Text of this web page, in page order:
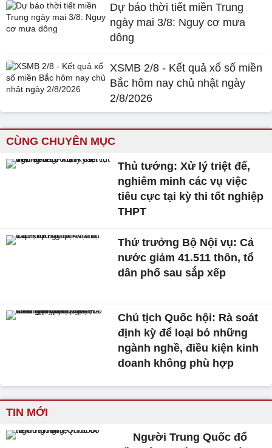
Dự báo thời tiết miền Trung
ngày mai 3/8: Nguy cơ mưa
dông
XSMB 2/8 - Kết quả xổ số miền
Bắc hôm nay chủ nhật ngày
2/8/2026
CÙNG CHUYÊN MỤC
Thủ tướng: Xử lý triệt để,
nghiêm minh các vụ việc
tiêu cực tại kỳ thi tốt nghiệp
THPT
Thứ trưởng Bộ Nội vụ: Cả
nước giảm 41.511 thôn, tổ
dân phố sau sắp xếp
Chủ tịch Quốc hội: Rà soát
định kỳ để loại bỏ những
ngành nghề, điều kiện kinh
doanh không phù hợp
TIN MỚI
Người Trung Quốc đổ